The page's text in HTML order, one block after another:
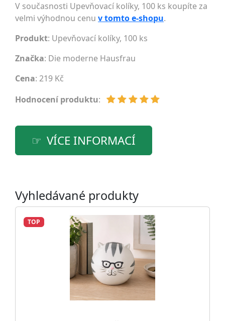
V současnosti Upevňovací kolíky, 100 ks koupíte za
velmi výhodnou cenu v tomto e-shopu.
Produkt: Upevňovací kolíky, 100 ks
Značka: Die moderne Hausfrau
Cena: 219 Kč
Hodnocení produktu:
VÍCE INFORMACÍ
Vyhledávané produkty
TOP